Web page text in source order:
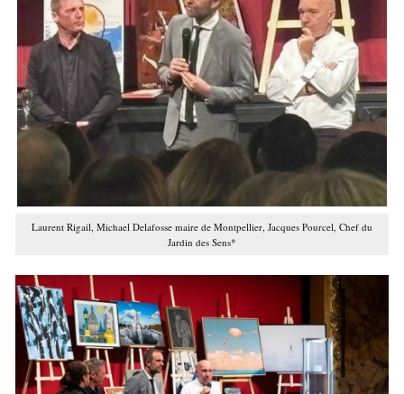
Laurent Rigail, Michael Delafosse maire de Montpellier, Jacques Pourcel, Chef du
Jardin des Sens*